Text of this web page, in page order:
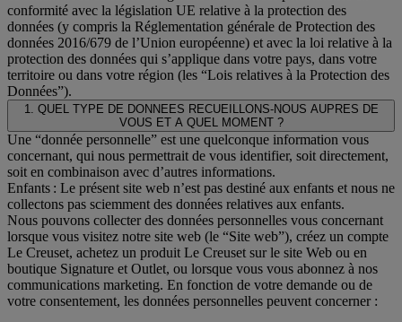
conformité avec la législation UE relative à la protection des
données (y compris la Réglementation générale de Protection des
données 2016/679 de l’Union européenne) et avec la loi relative à la
protection des données qui s’applique dans votre pays, dans votre
territoire ou dans votre région (les “Lois relatives à la Protection des
Données”).
1. QUEL TYPE DE DONNEES RECUEILLONS-NOUS AUPRES DE
VOUS ET A QUEL MOMENT ?
Une “donnée personnelle” est une quelconque information vous
concernant, qui nous permettrait de vous identifier, soit directement,
soit en combinaison avec d’autres informations.
Enfants : Le présent site web n’est pas destiné aux enfants et nous ne
collectons pas sciemment des données relatives aux enfants.
Nous pouvons collecter des données personnelles vous concernant
lorsque vous visitez notre site web (le “Site web”), créez un compte
Le Creuset, achetez un produit Le Creuset sur le site Web ou en
boutique Signature et Outlet, ou lorsque vous vous abonnez à nos
communications marketing. En fonction de votre demande ou de
votre consentement, les données personnelles peuvent concerner :